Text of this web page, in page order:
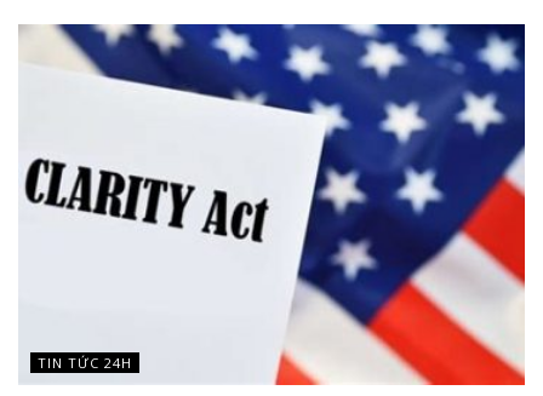
TIN TỨC 24H